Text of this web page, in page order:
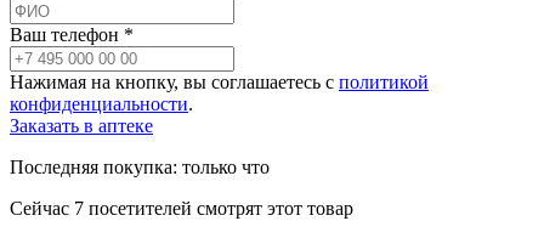
Ваш телефон *
Нажимая на кнопку, вы соглашаетесь с политикой
конфиденциальности.
Заказать в аптеке
Последняя покупка: только что
Сейчас 7 посетителей смотрят этот товар